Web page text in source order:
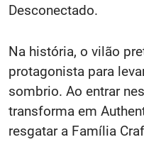
Desconectado.
Na história, o vilão
protagonista para
sombrio. Ao entrar
transforma em
resgatar a Família